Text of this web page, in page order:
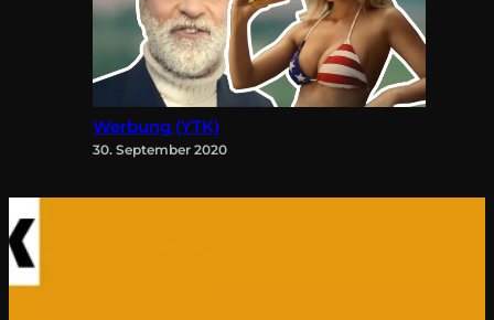
Werbung (YTK)
30. September 2020